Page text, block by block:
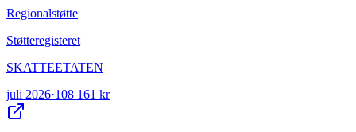
Regionalstøtte
Støtteregisteret
SKATTEETATEN
juli 2026·108 161 kr